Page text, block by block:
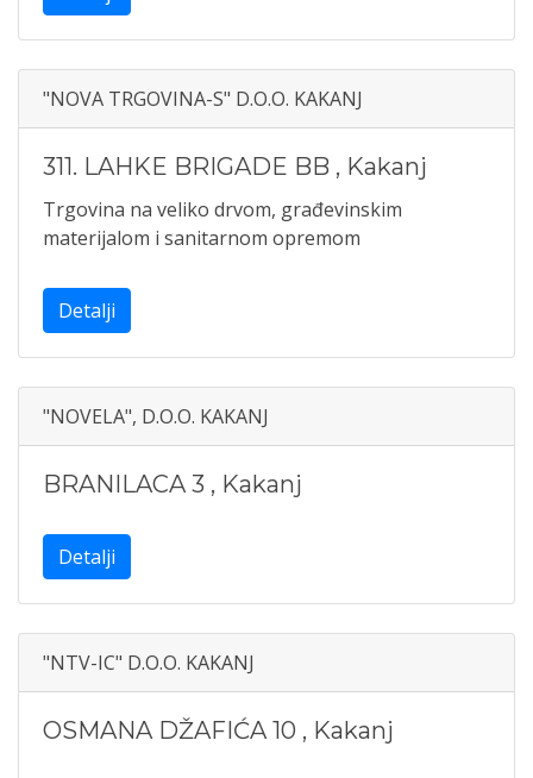
"NOVA TRGOVINA-S" D.O.O. KAKANJ
311. LAHKE BRIGADE BB , Kakanj
Trgovina na veliko drvom, građevinskim
materijalom i sanitarnom opremom
Detalji
"NOVELA", D.O.O. KAKANJ
BRANILACA 3 , Kakanj
Detalji
"NTV-IC" D.O.O. KAKANJ
OSMANA DŽAFIĆA 10 , Kakanj